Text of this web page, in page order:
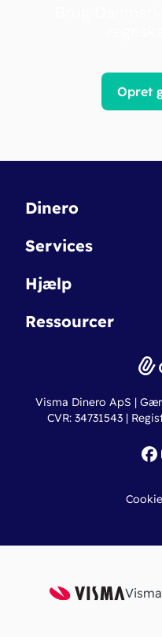
Opret
Dinero
Kontakt
Betingelser & Sikkerhed
Nye funktioner
Services
Dinero Starter
Dinero Pro
Erhvervslån
Fakturaskabeloner
Hjælp
Regnskabsordbogen
Online
Ressourcer
Ny virksomhed
Iværksætterlegat
Visma Dinero ApS |
CVR: 34731543 |